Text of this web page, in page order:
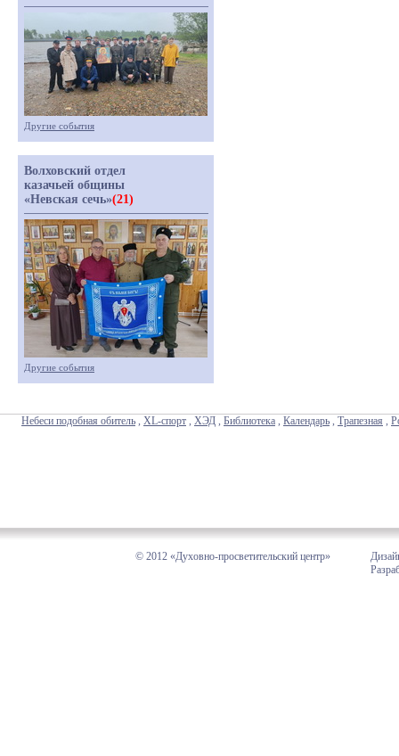
Другие события
Волховский отдел
казачьей общины
«Невская сечь»(21)
Другие события
Небеси подобная обитель , XL-спорт , ХЭД , Библиотека , Календарь , Трапезная ,
© 2012 «Духовно-просветительский центр»